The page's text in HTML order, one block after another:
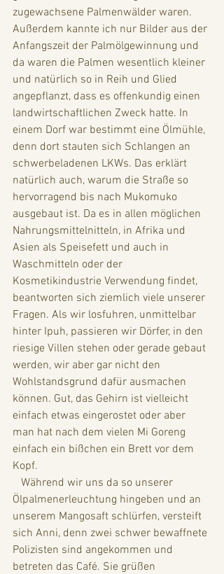
zugewachsene Palmenwälder waren.
Außerdem kannte ich nur Bilder aus der
Anfangszeit der Palmölgewinnung und
da waren die Palmen wesentlich kleiner
und natürlich so in Reih und Glied
angepflanzt, dass es offenkundig einen
landwirtschaftlichen Zweck hatte. In
einem Dorf war bestimmt eine Ölmühle,
denn dort stauten sich Schlangen an
schwerbeladenen LKWs. Das erklärt
natürlich auch, warum die Straße so
hervorragend bis nach Mukomuko
ausgebaut ist. Da es in allen möglichen
Nahrungsmittelnitteln, in Afrika und
Asien als Speisefett und auch in
Waschmitteln oder der
Kosmetikindustrie Verwendung findet,
beantworten sich ziemlich viele unserer
Fragen. Als wir losfuhren, unmittelbar
hinter Ipuh, passieren wir Dörfer, in den
riesige Villen stehen oder gerade gebaut
werden, wir aber gar nicht den
Wohlstandsgrund dafür ausmachen
können. Gut, das Gehirn ist vielleicht
einfach etwas eingerostet oder aber
man hat nach dem vielen Mi Goreng
einfach ein bißchen ein Brett vor dem
Kopf.
Ölpalmenerleuchtung hingeben und an
unserem Mangosaft schlürfen, versteift
sich Anni, denn zwei schwer bewaffnete
Polizisten sind angekommen und
betreten das Café. Sie grüßen